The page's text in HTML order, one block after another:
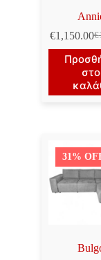
€
€1,150.00Η
στο
31%